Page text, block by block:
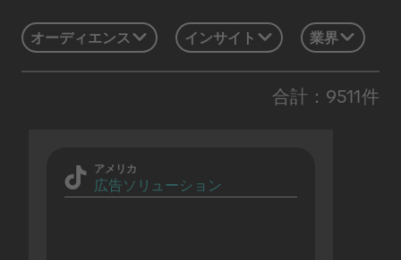
オーディエンス インサイト 業界
合計：9511件
アメリカ
広告ソリューション